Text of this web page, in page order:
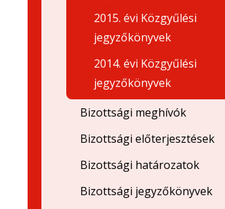
2015. évi Közgyűlési
jegyzőkönyvek
2014. évi Közgyűlési
jegyzőkönyvek
Bizottsági meghívók
Bizottsági előterjesztések
Bizottsági határozatok
Bizottsági jegyzőkönyvek